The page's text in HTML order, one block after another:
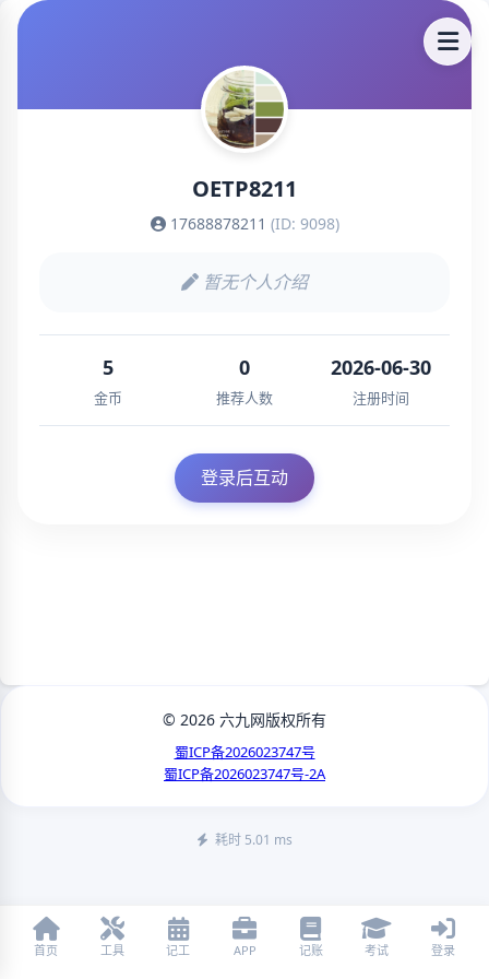
首页 工具 记工 APP 记账 考试 登录
OETP8211
17688878211 (ID: 9098)
暂无个人介绍
5
金币
0
推荐人数
2026-06-30
注册时间
登录后互动
© 2026 六九网版权所有
蜀ICP备2026023747号
蜀ICP备2026023747号-2A
耗时 5.01 ms